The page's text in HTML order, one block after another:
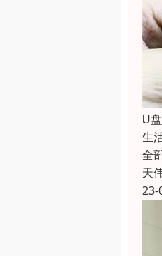
U
生
全
天
23-